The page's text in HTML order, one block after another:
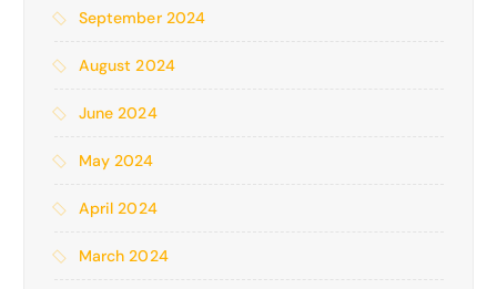
September 2024
August 2024
June 2024
May 2024
April 2024
March 2024